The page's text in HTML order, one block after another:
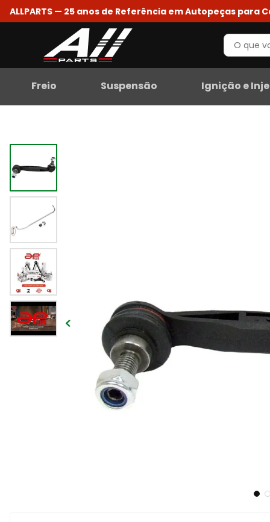
ALLPARTS — 25 anos de Referência em Autopeças para
Freio Suspensão Ignição e